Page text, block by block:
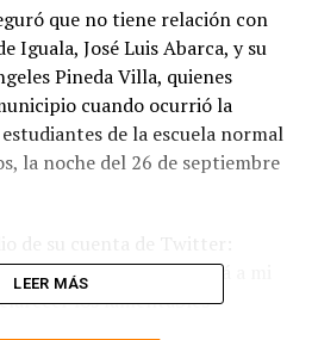
que no tiene relación con
Iguala, José Luis Abarca, y su
Pineda Villa, quienes
cuando ocurrió la
de la escuela normal
la noche del 26 de septiembre
aporté todo lo que está a mi
los lamentables
LEER MÁS